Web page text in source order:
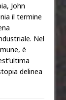
John
il termine
Nel
è
delinea